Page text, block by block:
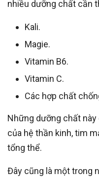
nhiều dưỡng chất cần
Kali.
Magie.
Vitamin B6.
Vitamin C.
Các hợp chất
Những dưỡng chất
của hệ thần kinh, tim
tổng thể.
Đây cũng là một trong